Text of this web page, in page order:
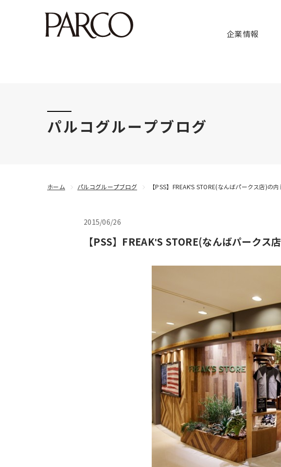
このたびの令和8年熊本地震により被害にあわれた皆様に謹んでお見
企業情報
パルコグループブログ
2015/06/26
【PSS】FREAK'S STORE(なんばパークス
ホーム パルコグループブログ 【PSS】FREAK'S STORE(なんばパークス店)の